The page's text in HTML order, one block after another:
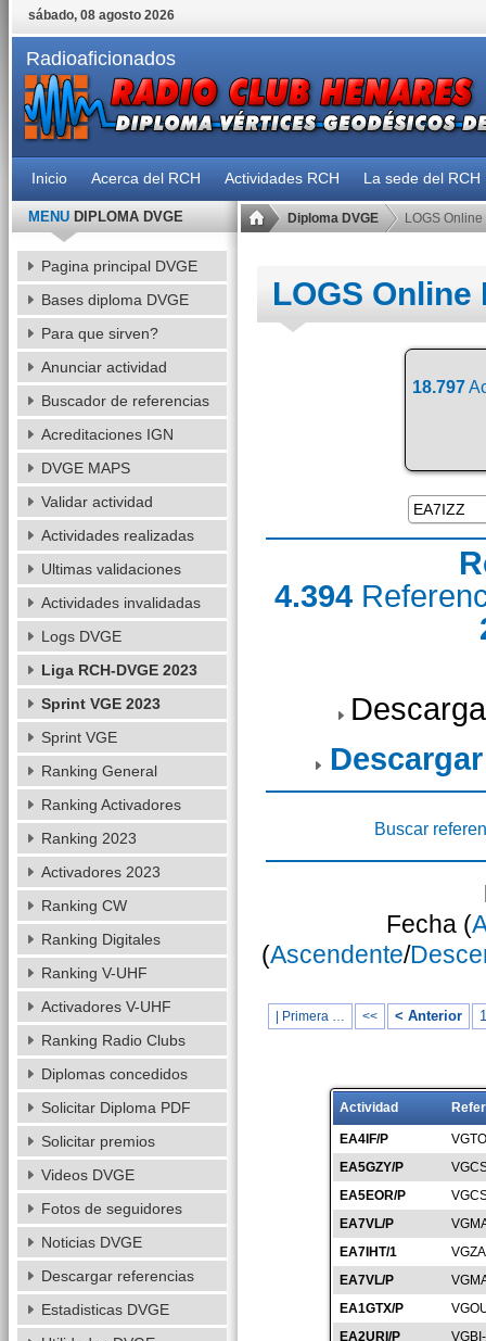
sábado, 08 agosto 2026
Radioaficionados
Inicio Acerca del RCH Actividades RCH La sede del RCH
Diploma DVGE LOGS Online
LOGS Online
18.797
4.394
Buscar
Fecha (
(Ascendente/
| Primera … << < Anterior
Actividad
EA4IF/P
EA5GZY/P
EA5EOR/P
EA7VL/P
EA7IHT/1
EA7VL/P
EA1GTX/P
EA2URI/P
MENUDIPLOMA DVGE
Pagina principal DVGE
Bases diploma DVGE
Para que sirven?
Anunciar actividad
Buscador de referencias
Acreditaciones IGN
DVGE MAPS
Validar actividad
Actividades realizadas
Ultimas validaciones
Actividades invalidadas
Logs DVGE
Liga RCH-DVGE 2023
Sprint VGE 2023
Sprint VGE
Ranking General
Ranking Activadores
Ranking 2023
Activadores 2023
Ranking CW
Ranking Digitales
Ranking V-UHF
Activadores V-UHF
Ranking Radio Clubs
Diplomas concedidos
Solicitar Diploma PDF
Solicitar premios
Videos DVGE
Fotos de seguidores
Noticias DVGE
Descargar referencias
Estadisticas DVGE